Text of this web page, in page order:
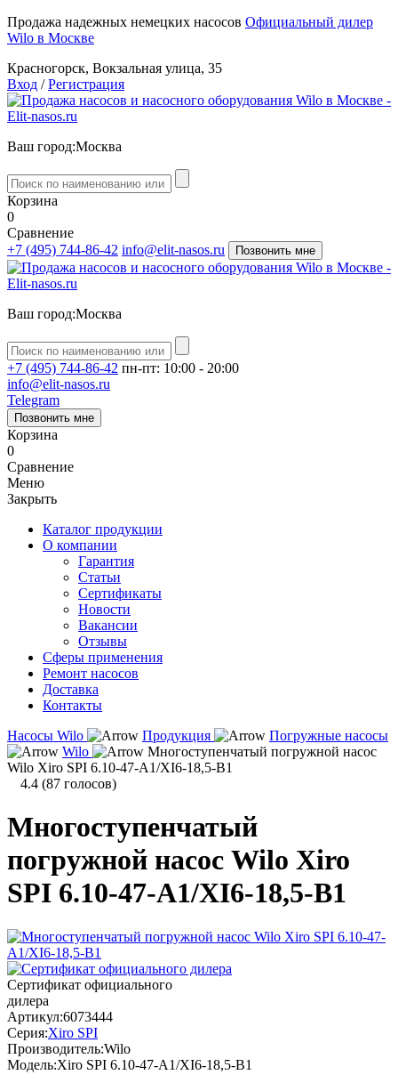
Продажа надежных немецких насосов Официальный дилер
Wilo в Москве
Красногорск, Вокзальная улица, 35
Вход / Регистрация
Ваш город:Москва
Корзина
0
Сравнение
+7 (495) 744-86-42 info@elit-nasos.ru Позвонить мне
Ваш город:Москва
+7 (495) 744-86-42 пн-пт: 10:00 - 20:00
info@elit-nasos.ru
Telegram
Позвонить мне
Корзина
0
Сравнение
Меню
Закрыть
Каталог продукции
О компании
Гарантия
Статьи
Сертификаты
Новости
Вакансии
Отзывы
Сферы применения
Ремонт насосов
Доставка
Контакты
Насосы Wilo
Продукция
Погружные насосы
Wilo
Многоступенчатый погружной насос
Wilo Xiro SPI 6.10-47-A1/XI6-18,5-B1
4.4 (87 голосов)
Многоступенчатый
погружной насос Wilo Xiro
SPI 6.10-47-A1/XI6-18,5-B1
Сертификат официального
дилера
Артикул:6073444
Серия:Xiro SPI
Производитель:Wilo
Модель:Xiro SPI 6.10-47-A1/XI6-18,5-B1